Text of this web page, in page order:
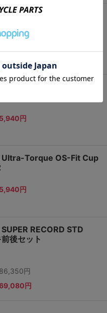
Torque OS-Fit Cup
Torque OS-Fit Cup
5,940円
Torque OS-Fit Cup
5,940円
RECORD STD
後セット
86,350円
円